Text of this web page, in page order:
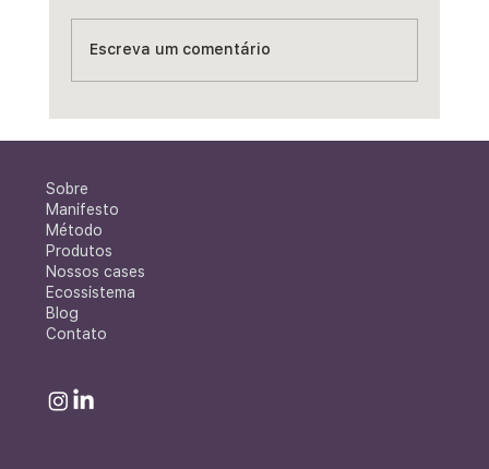
Escreva um comentário
Sobre
Manifesto
Método
Produtos
Nossos cases
Ecossistema
Blog
Contato